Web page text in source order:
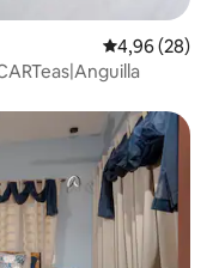
4,96 de uma
4,96 (28)